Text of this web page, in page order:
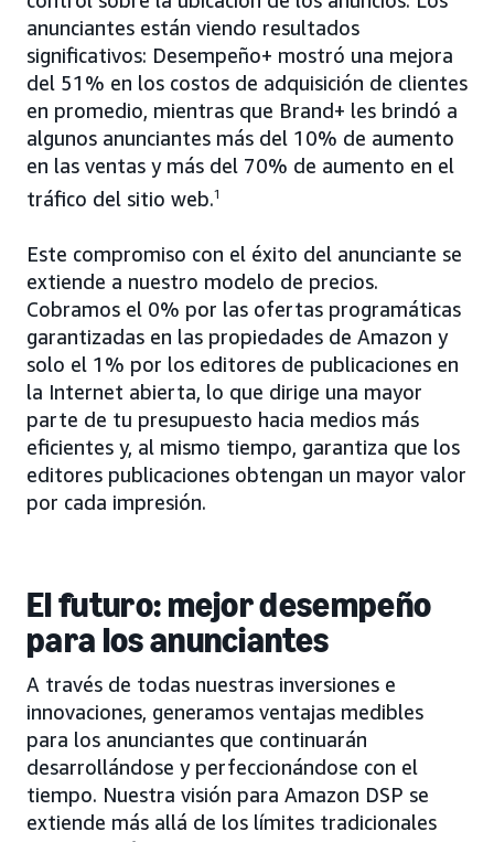
anunciantes están viendo resultados
significativos: Desempeño+ mostró una mejora
del 51% en los costos de adquisición de clientes
en promedio, mientras que Brand+ les brindó a
algunos anunciantes más del 10% de aumento
en las ventas y más del 70% de aumento en el
tráfico del sitio web.1
Este compromiso con el éxito del anunciante se
extiende a nuestro modelo de precios.
Cobramos el 0% por las ofertas programáticas
garantizadas en las propiedades de Amazon y
solo el 1% por los editores de publicaciones en
la Internet abierta, lo que dirige una mayor
parte de tu presupuesto hacia medios más
eficientes y, al mismo tiempo, garantiza que los
editores publicaciones obtengan un mayor valor
por cada impresión.
El futuro: mejor desempeño
para los anunciantes
A través de todas nuestras inversiones e
innovaciones, generamos ventajas medibles
para los anunciantes que continuarán
desarrollándose y perfeccionándose con el
tiempo. Nuestra visión para Amazon DSP se
extiende más allá de los límites tradicionales